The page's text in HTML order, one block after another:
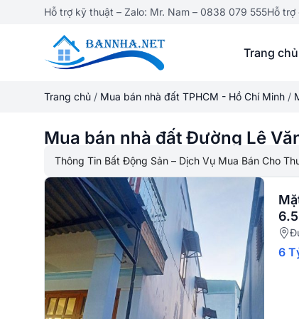
Hỗ trợ kỹ thuật – Zalo: Mr. Nam – 0838 079 555Hỗ trợ
Trang chủ
Trang chủ / Mua bán nhà đất TPHCM - Hồ Chí Minh /
Mua bán nhà đất Đường Lê
Thông Tin Bất Động Sản – Dịch Vụ Mua Bán Cho
6